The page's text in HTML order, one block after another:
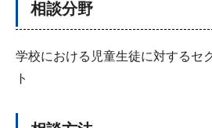
相談分野
学校における児童生徒に対するセ
ト